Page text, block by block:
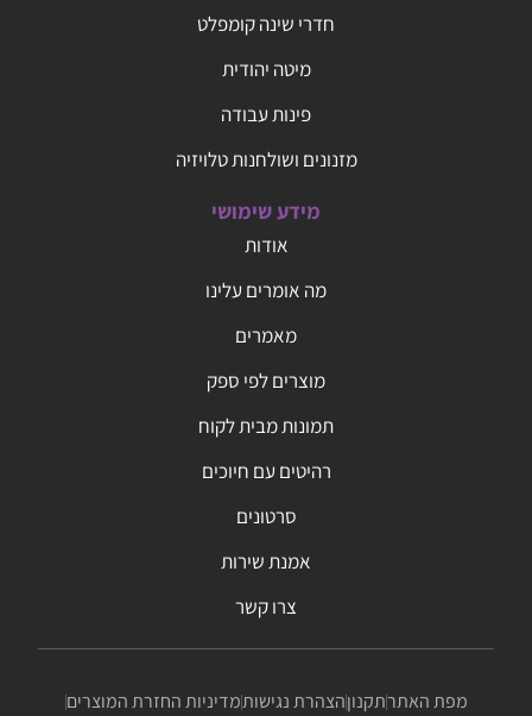
חדרי שינה קומפלט
מיטה יהודית
פינות עבודה
מזנונים ושולחנות טלויזיה
מידע שימושי
אודות
מה אומרים עלינו
מאמרים
מוצרים לפי ספק
תמונות מבית לקוח
רהיטים עם חיוכים
סרטונים
אמנת שירות
צרו קשר
מפת האתרתקנוןהצהרת נגישותמדיניות החזרת המוצרים